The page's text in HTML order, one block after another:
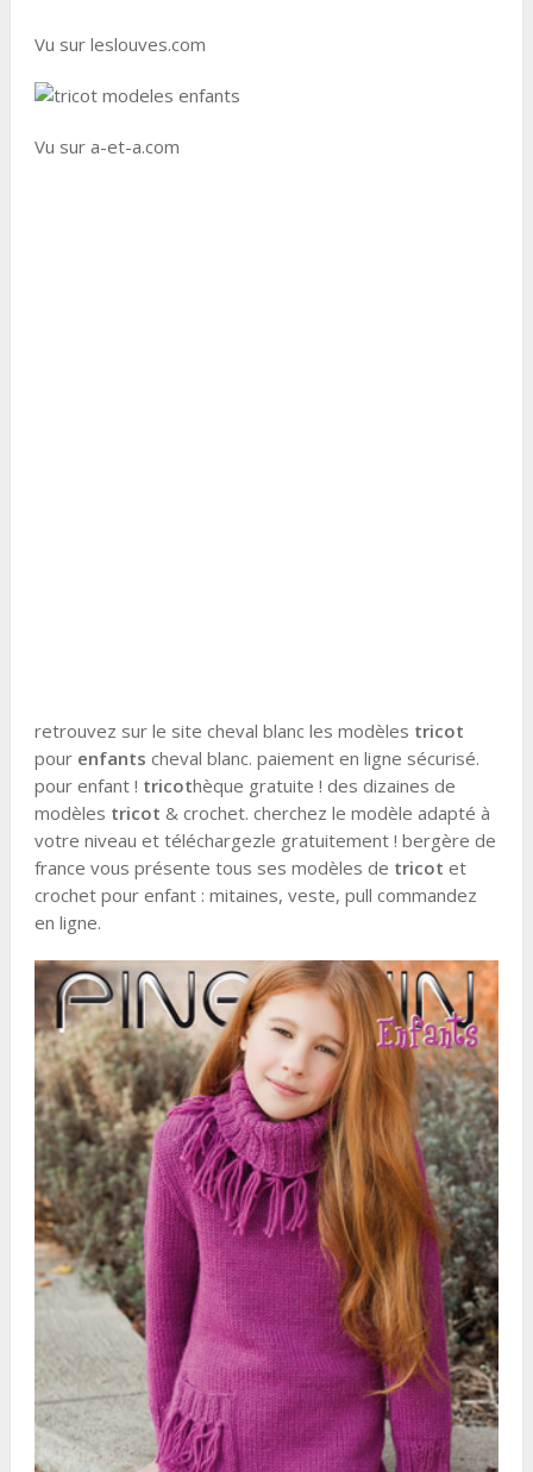
Vu sur leslouves.com
Vu sur a-et-a.com
retrouvez sur le site cheval blanc les modèles tricot
pour enfants cheval blanc. paiement en ligne sécurisé.
pour enfant ! tricothèque gratuite ! des dizaines de
modèles tricot & crochet. cherchez le modèle adapté à
votre niveau et téléchargezle gratuitement ! bergère de
france vous présente tous ses modèles de tricot et
crochet pour enfant : mitaines, veste, pull commandez
en ligne.